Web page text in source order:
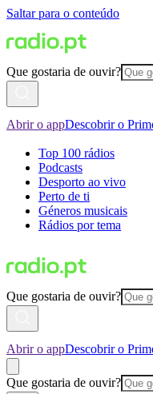
Saltar para o conteúdo
Que gostaria de ouvir?
Abrir o appDescobrir o
Top 100 rádios
Podcasts
Desporto ao vivo
Perto de ti
Géneros musicais
Rádios por tema
Que gostaria de ouvir?
Abrir o appDescobrir o
Que gostaria de ouvir?